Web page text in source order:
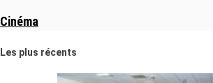
Cinéma
Les plus récents